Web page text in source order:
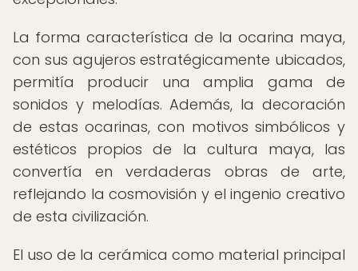
La forma característica de la ocarina maya,
con sus agujeros estratégicamente ubicados,
permitía producir una amplia gama de
sonidos y melodías. Además, la decoración
de estas ocarinas, con motivos simbólicos y
estéticos propios de la cultura maya, las
convertía en verdaderas obras de arte,
reflejando la cosmovisión y el ingenio creativo
de esta civilización.
El uso de la cerámica como material principal